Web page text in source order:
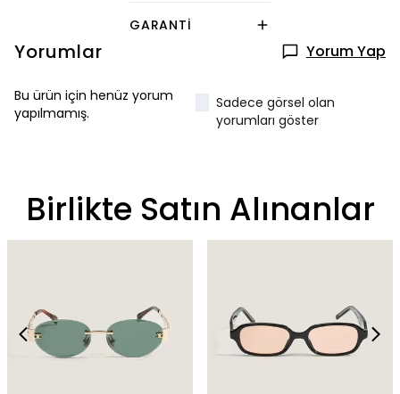
GARANTI
Yorumlar Yorum Yap
Bu ürün için henüz yorum
yapılmamış.
Sadece görsel olan
yorumları göster
Birlikte Satın Alınanlar